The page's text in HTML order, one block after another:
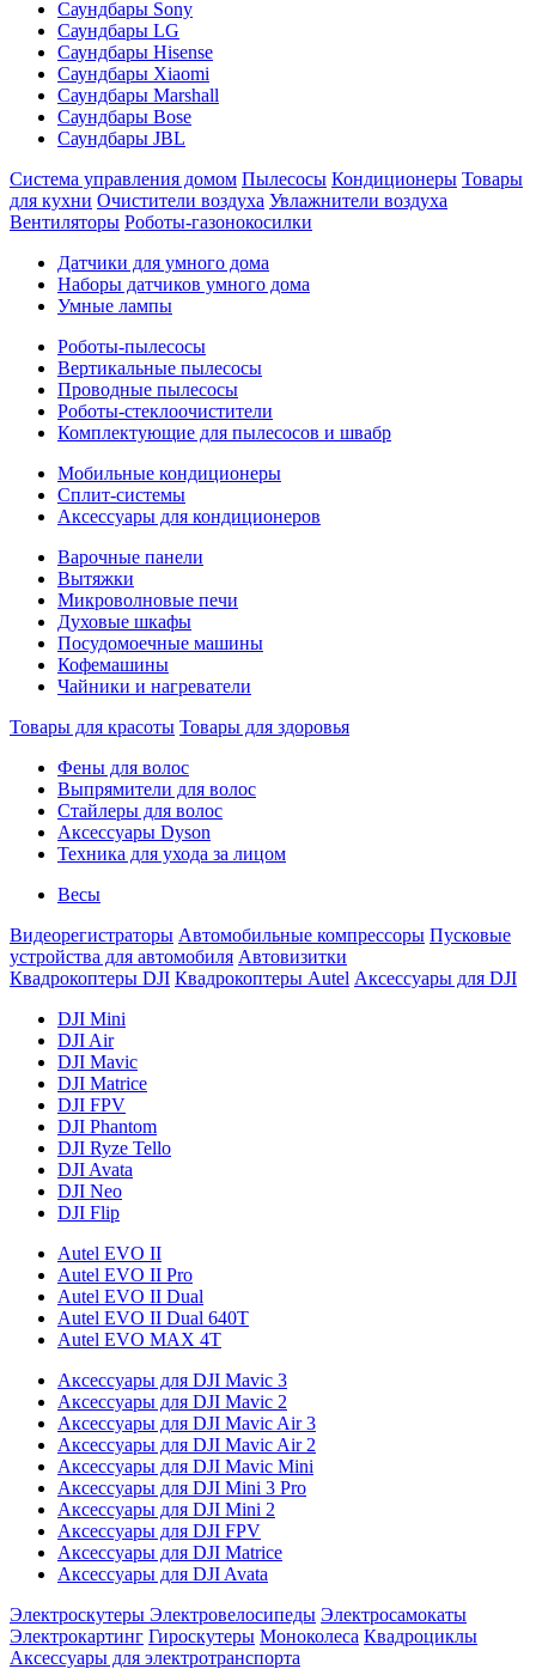
Саундбары Sony
Саундбары LG
Саундбары Hisense
Саундбары Xiaomi
Саундбары Marshall
Саундбары Bose
Саундбары JBL
Система управления домом Пылесосы Кондиционеры Товары
для кухни Очистители воздуха Увлажнители воздуха
Вентиляторы Роботы-газонокосилки
Датчики для умного дома
Наборы датчиков умного дома
Умные лампы
Роботы-пылесосы
Вертикальные пылесосы
Проводные пылесосы
Роботы-стеклоочистители
Комплектующие для пылесосов и швабр
Мобильные кондиционеры
Сплит-системы
Аксессуары для кондиционеров
Варочные панели
Вытяжки
Микроволновые печи
Духовые шкафы
Посудомоечные машины
Кофемашины
Чайники и нагреватели
Товары для красоты Товары для здоровья
Фены для волос
Выпрямители для волос
Стайлеры для волос
Аксессуары Dyson
Техника для ухода за лицом
Весы
Видеорегистраторы Автомобильные компрессоры Пусковые
устройства для автомобиля Автовизитки
Квадрокоптеры DJI Квадрокоптеры Autel Аксессуары для DJI
DJI Mini
DJI Air
DJI Mavic
DJI Matrice
DJI FPV
DJI Phantom
DJI Ryze Tello
DJI Avata
DJI Neo
DJI Flip
Autel EVO II
Autel EVO II Pro
Autel EVO II Dual
Autel EVO II Dual 640T
Autel EVO MAX 4T
Аксессуары для DJI Mavic 3
Аксессуары для DJI Mavic 2
Аксессуары для DJI Mavic Air 3
Аксессуары для DJI Mavic Air 2
Аксессуары для DJI Mavic Mini
Аксессуары для DJI Mini 3 Pro
Аксессуары для DJI Mini 2
Аксессуары для DJI FPV
Аксессуары для DJI Matrice
Аксессуары для DJI Avata
Электроскутеры Электровелосипеды Электросамокаты
Электрокартинг Гироскутеры Моноколеса Квадроциклы
Аксессуары для электротранспорта